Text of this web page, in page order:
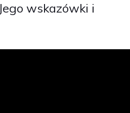
Jego wskazówki i